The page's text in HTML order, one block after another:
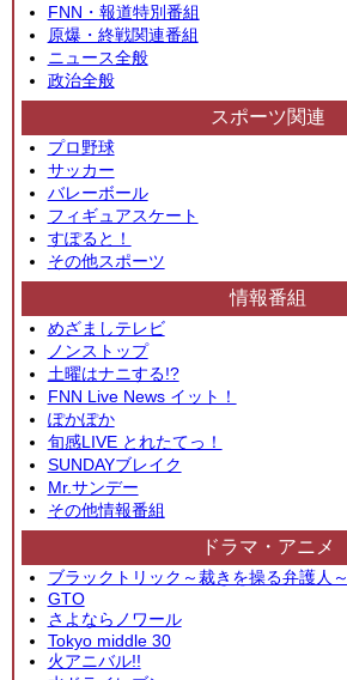
FNN・報道特別番組
原爆・終戦関連番組
ニュース全般
政治全般
スポーツ関連
プロ野球
サッカー
バレーボール
フィギュアスケート
すぽると！
その他スポーツ
情報番組
めざましテレビ
ノンストップ
土曜はナニする!?
FNN Live News イット！
ぽかぽか
旬感LIVE とれたてっ！
SUNDAYブレイク
Mr.サンデー
その他情報番組
ドラマ・アニメ
ブラックトリック～裁きを操る弁護人～
GTO
さよならノワール
Tokyo middle 30
火アニバル!!